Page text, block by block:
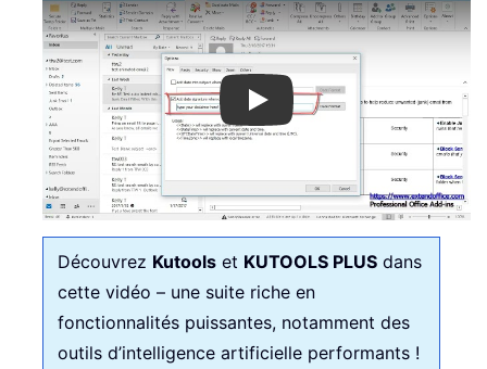
Play
Découvrez Kutools et KUTOOLS PLUS dans
cette vidéo – une suite riche en
fonctionnalités puissantes, notamment des
outils d’intelligence artificielle performants !